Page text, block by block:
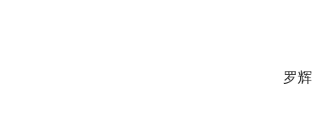
罗辉